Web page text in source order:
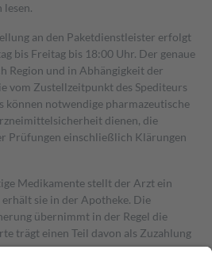
an den Paketdienstleister erfolgt
bis Freitag bis 18:00 Uhr. Der genaue
Region und in Abhängigkeit der
vom Zustellzeitpunkt des Spediteurs
können notwendige pharmazeutische
dienen, die
Prüfungen einschließlich Klärungen
Medikamente stellt der Arzt ein
sie in der Apotheke. Die
übernimmt in der Regel die
trägt einen Teil davon als Zuzahlung